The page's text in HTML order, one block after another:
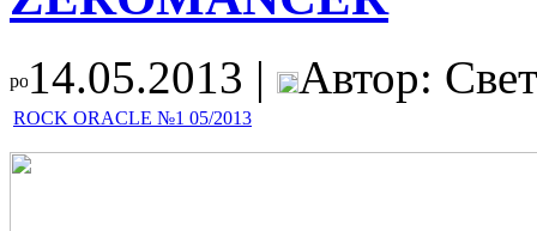
14.05.2013 | Автор:
ROCK ORACLE №1 05/2013